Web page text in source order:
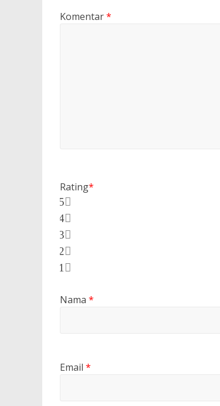
Komentar*
Rating*
5
4
3
2
1
Nama *
Email *